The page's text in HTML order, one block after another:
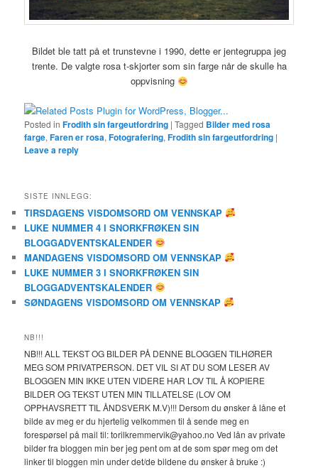
Bildet ble tatt på et trunstevne i 1990, dette er jentegruppa jeg
trente. De valgte rosa t-skjorter som sin farge når de skulle ha
oppvisning
Posted in Frodith sin fargeutfordring |Tagged Bilder med rosa
farge,Faren er rosa,Fotografering,Frodith sin fargeutfordring |
Leave a reply
SISTE INNLEGG:
TIRSDAGENS VISDOMSORD OM VENNSKAP
LUKE NUMMER 4 I SNORKFRØKEN SIN
BLOGGADVENTSKALENDER
MANDAGENS VISDOMSORD OM VENNSKAP
LUKE NUMMER 3 I SNORKFRØKEN SIN
BLOGGADVENTSKALENDER
SØNDAGENS VISDOMSORD OM VENNSKAP
NB!!!
NB!!! ALL TEKST OG BILDER PÅ DENNE BLOGGEN TILHØRER
MEG SOM PRIVATPERSON. DET VIL SI AT DU SOM LESER AV
BLOGGEN MIN IKKE UTEN VIDERE HAR LOV TIL Å KOPIERE
BILDER OG TEKST UTEN MIN TILLATELSE (LOV OM
OPPHAVSRETT TIL ÅNDSVERK M.V)!!! Dersom du ønsker å låne et
bilde av meg er du hjertelig velkommen til å sende meg en
forespørsel på mail til: torilkremmervik@yahoo.no Ved lån av private
bilder fra bloggen min ber jeg pent om at de som spør meg om det
linker til bloggen min under det/de bildene du ønsker å bruke :)